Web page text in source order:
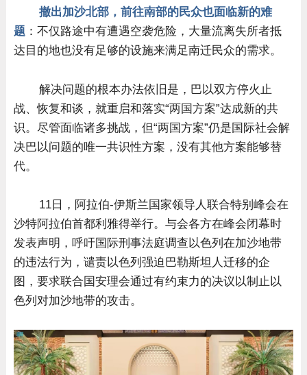
撤出加沙北部，前往南部的民众也面临新的难
题 ：不仅路途中有遭遇空袭危险，大量流离失所者抵
达目的地也没有足够的设施来满足南迁民众的需求。
解决问题的根本办法依旧是，巴以双方停火止
战、恢复和谈，就重启和落实“两国方案”达成新的共
识。尽管面临诸多挑战，但“两国方案”仍是国际社会解
决巴以问题的唯一共识性方案，没有其他方案能够替
代。
11日，阿拉伯-伊斯兰国家领导人联合特别峰会在
沙特阿拉伯首都利雅得举行。与会各方在峰会闭幕时
发表声明，呼吁国际刑事法庭调查以色列在加沙地带
的违法行为，谴责以色列强迫巴勒斯坦人迁移的企
图，要求联合国安理会通过有约束力的决议以制止以
色列对加沙地带的攻击。